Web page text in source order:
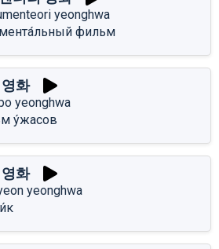
yeonghwa
фильм
화
yeonghwa
у́жасов
화
yeonghwa